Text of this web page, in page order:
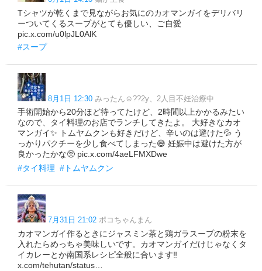
Tシャツが乾くまで見ながらお気にのカオマンガイをデリバリ
ーついてくるスープがとても優しい、ご自愛
pic.x.com/u0lpJL0AlK
#スープ
8月1日 12:30 みったん☺︎??2y、2人目不妊治療中
手術開始から20分ほど待ってたけど、2時間以上かかるみたい
なので、タイ料理のお店でランチしてきたよ。 大好きなカオ
マンガイ✨ トムヤムクンも好きだけど、辛いのは避けた💦 う
っかりパクチーを少し食べてしまった😅 妊娠中は避けた方が
良かったかな🥺 pic.x.com/4aeLFMXDwe
#タイ料理 #トムヤムクン
7月31日 21:02 ポコちゃんまん
カオマンガイ作るときにジャスミン茶と鶏ガラスープの粉末を
入れたらめっちゃ美味しいです。カオマンガイだけじゃなくタ
イカレーとか南国系レシピ全般に合います‼️
x.com/tehutan/status…